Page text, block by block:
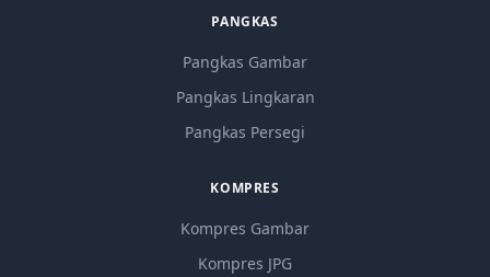
PANGKAS
Pangkas Gambar
Pangkas Lingkaran
Pangkas Persegi
KOMPRES
Kompres Gambar
Kompres JPG